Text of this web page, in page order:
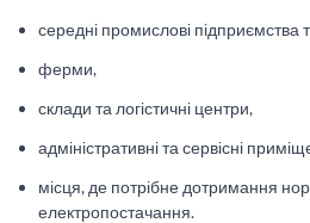
середні промислові підприємства
ферми,
склади та логістичні центри,
адміністративні та сервісні
місця, де потрібне дотримання
електропостачання.